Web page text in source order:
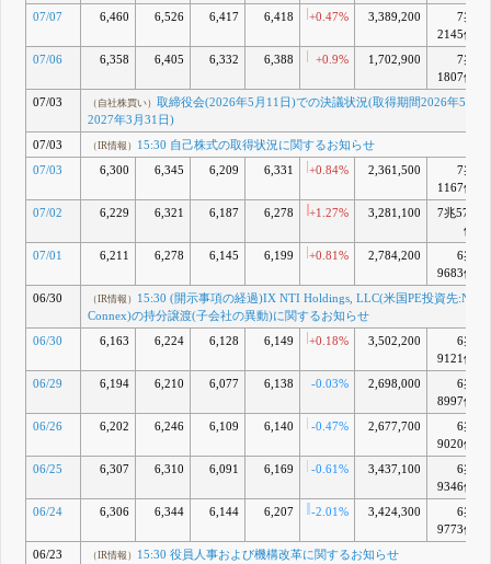
事項の決定に関す
るお知らせ
款一部変更に関す
（IR情報）15:30 取
締役候補者の決定
の委員構成につい
て
（IR情報）
15:30 役
5月 11, 2026
員人事のお知らせ
5月 01, 2026
結子会社オリック
ス銀行の異動(株式
譲渡)に関するお知
らせ 4月 27, 2026
L （IR情報）8:45 IX
NTI Holdings,
先:Network
Connex)の持分譲
に関するお知らせ
M （IR情報）
15:30 筑
波リース株式会社
収分割)に関するお
07/07
6,460 6,526 6,417 6,418 +0.47% 3,389,200
7兆
2145億
07/06
6,358 6,405 6,332 6,388 +0.9% 1,702,900
7兆
1807億
07/03
（自社株買い） 取締役会(2026年5月11日)での決議状況(取得期間2026年5月
2027年3月31日)
07/03
（IR情報） 15:30 自己株式の取得状況に関するお知らせ
07/03
6,300 6,345 6,209 6,331 +0.84% 2,361,500
7兆
1167億
07/02
6,229 6,321 6,187 6,278 +1.27% 3,281,100
7兆571
億
07/01
6,211 6,278 6,145 6,199 +0.81% 2,784,200
6兆
9683億
06/30
（IR情報） 15:30 (開示事項の経過)IX NTI Holdings, LLC(米国PE投資先
Connex)の持分譲渡(子会社の異動)に関するお知らせ
06/30
6,163 6,224 6,128 6,149 +0.18% 3,502,200
6兆
9121億
06/29
6,194 6,210 6,077 6,138 -0.03% 2,698,000
6兆
8997億
06/26
6,202 6,246 6,109 6,140 -0.47% 2,677,700
6兆
9020億
06/25
6,307 6,310 6,091 6,169 -0.61% 3,437,100
6兆
9346億
06/24
6,306 6,344 6,144 6,207 -2.01% 3,424,300
6兆
9773億
06/23
（IR情報） 15:30 役員人事および機構改革に関するお知らせ